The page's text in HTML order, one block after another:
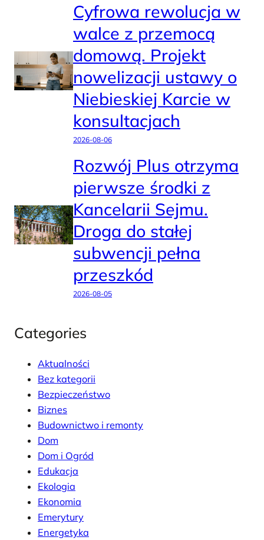
Cyfrowa rewolucja w
walce z przemocą
domową. Projekt
nowelizacji ustawy o
Niebieskiej Karcie w
konsultacjach
2026-08-06
Rozwój Plus otrzyma
pierwsze środki z
Kancelarii Sejmu.
Droga do stałej
subwencji pełna
przeszkód
2026-08-05
Categories
Aktualności
Bez kategorii
Bezpieczeństwo
Biznes
Budownictwo i remonty
Dom
Dom i Ogród
Edukacja
Ekologia
Ekonomia
Emerytury
Energetyka